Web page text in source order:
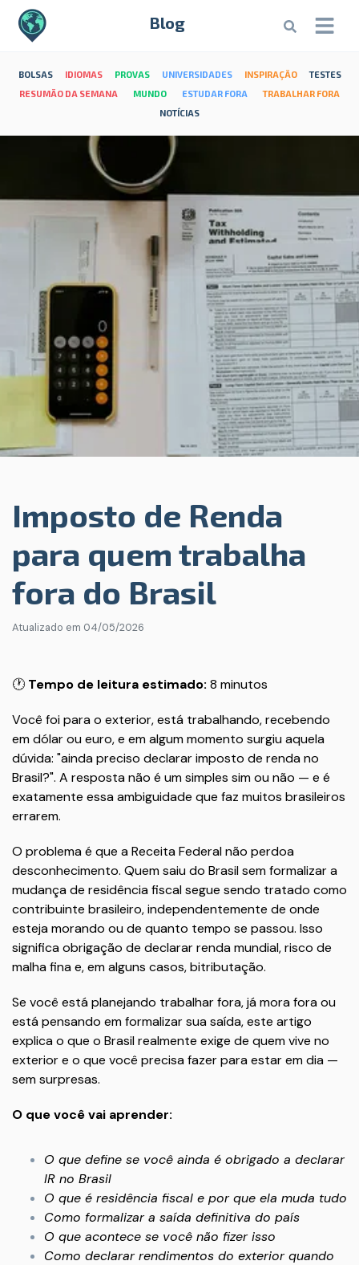
Blog
BOLSAS IDIOMAS PROVAS UNIVERSIDADES INSPIRAÇÃO
TESTES
RESUMÃO DA SEMANA
MUNDO ESTUDAR FORA
TRABALHAR FORA
NOTÍCIAS
Imposto de Renda
para quem trabalha
fora do Brasil
Atualizado em 04/05/2026
🕐 Tempo de leitura estimado: 8 minutos
Você foi para o exterior, está trabalhando, recebendo
em dólar ou euro, e em algum momento surgiu aquela
dúvida: "ainda preciso declarar imposto de renda no
Brasil?". A resposta não é um simples sim ou não — e é
exatamente essa ambiguidade que faz muitos brasileiros
errarem.
O problema é que a Receita Federal não perdoa
desconhecimento. Quem saiu do Brasil sem formalizar a
mudança de residência fiscal segue sendo tratado como
contribuinte brasileiro, independentemente de onde
esteja morando ou de quanto tempo se passou. Isso
significa obrigação de declarar renda mundial, risco de
malha fina e, em alguns casos, bitributação.
Se você está planejando trabalhar fora, já mora fora ou
está pensando em formalizar sua saída, este artigo
explica o que o Brasil realmente exige de quem vive no
exterior e o que você precisa fazer para estar em dia —
sem surpresas.
O que você vai aprender:
O que define se você ainda é obrigado a declarar
IR no Brasil
O que é residência fiscal e por que ela muda tudo
Como formalizar a saída definitiva do país
O que acontece se você não fizer isso
Como declarar rendimentos do exterior quando